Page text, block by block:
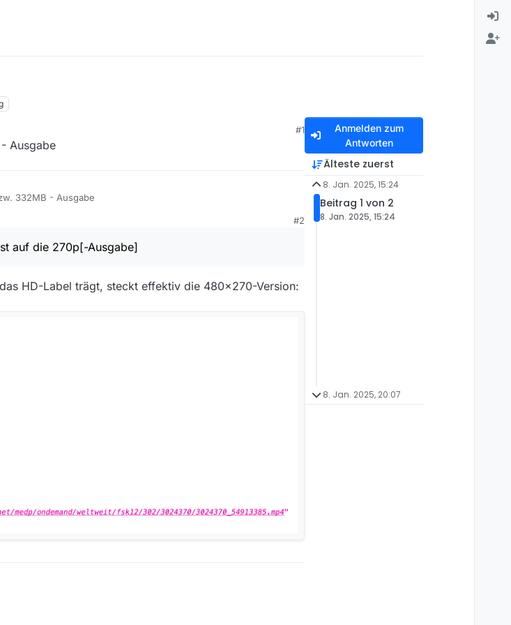
#1
Ausgabe
332MB - Ausgabe
#2
auf die 270p[-Ausgabe]
HD-Label trägt, steckt effektiv die 480x270-Version:
Anmelden zum
Antworten
Älteste zuerst
8. Jan. 2025, 15:24
Beitrag 1 von 2
8. Jan. 2025, 15:24
8. Jan. 2025, 20:07